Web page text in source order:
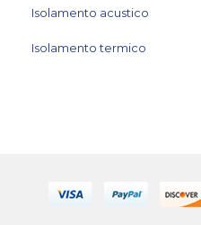
Isolamento acustico
Isolamento termico